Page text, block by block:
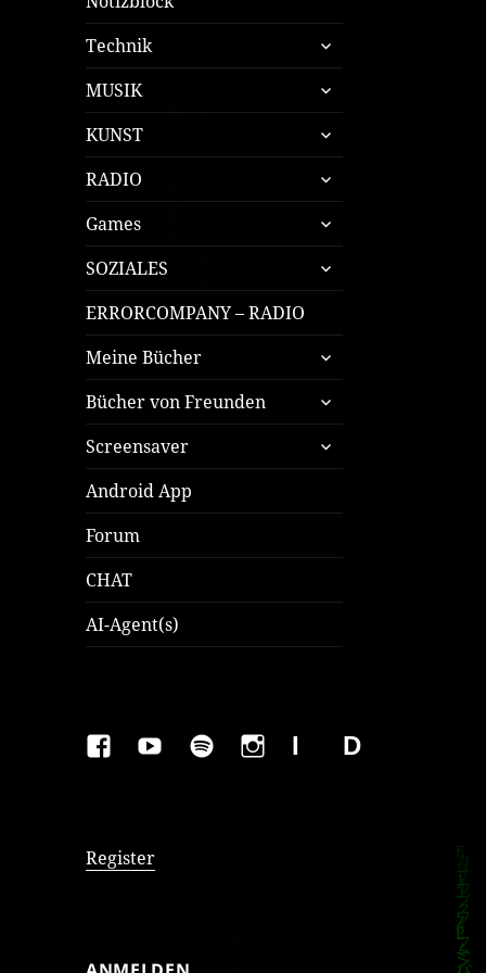
Technik
untermenü
öffnen
MUSIK
untermenü
öffnen
KUNST
untermenü
öffnen
RADIO
untermenü
öffnen
Games
untermenü
öffnen
SOZIALES
untermenü
öffnen
ERRORCOMPANY – RADIO
Meine Bücher
untermenü
öffnen
Bücher von Freunden
untermenü
öffnen
Screensaver
untermenü
öffnen
Android App
Forum
CHAT
AI-Agent(s)
FAKEBOOK
YOUTUBESPOTIFYINSTAGRAM
IMPRESSUM
Register